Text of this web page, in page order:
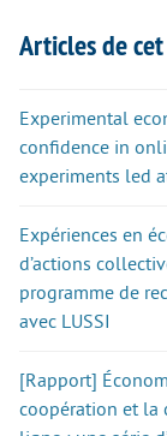
Articles de
Experimental
confidence in
experiments led
Expériences en
d’actions
programme de
avec LUSSI
[Rapport]
coopération et la